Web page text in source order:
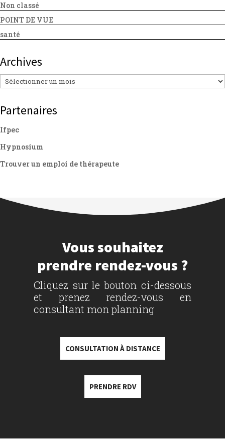
Non classé
POINT DE VUE
santé
Archives
Archives
Partenaires
Ifpec
Hypnosium
Trouver un emploi de thérapeute
Vous souhaitez
prendre rendez-vous ?
Cliquez sur le bouton ci-dessous
et prenez rendez-vous en
consultant mon planning
CONSULTATION À DISTANCE
PRENDRE RDV